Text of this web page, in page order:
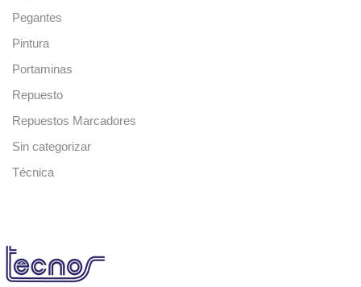
Pegantes
Pintura
Portaminas
Repuesto
Repuestos Marcadores
Sin categorizar
Técnica